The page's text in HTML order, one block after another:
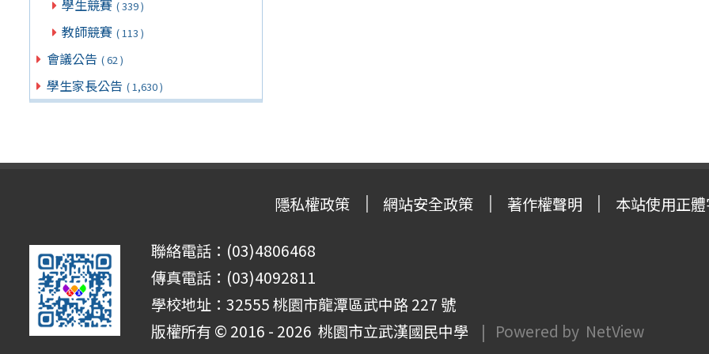
學生競賽 ( 339 )
教師競賽 ( 113 )
會議公告 ( 62 )
學生家長公告 ( 1,630 )
隱私權政策 網站安全政策 著作權聲明 本站使用正
聯絡電話：(03)4806468
傳真電話：(03)4092811
學校地址：32555 桃園市龍潭區武中路 227 號
版權所有 © 2016 - 2026 桃園市立武漢國民中學 | Powered by NetView